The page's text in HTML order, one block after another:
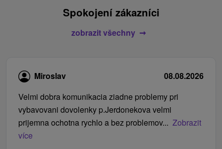
Spokojení zákazníci
zobrazit všechny
Miroslav
08.08.2026
Velmi dobra komunikacia ziadne problemy pri
vybavovani dovolenky p.Jerdonekova velmi
prijemna ochotna rychlo a bez problemov... Zobrazit
více